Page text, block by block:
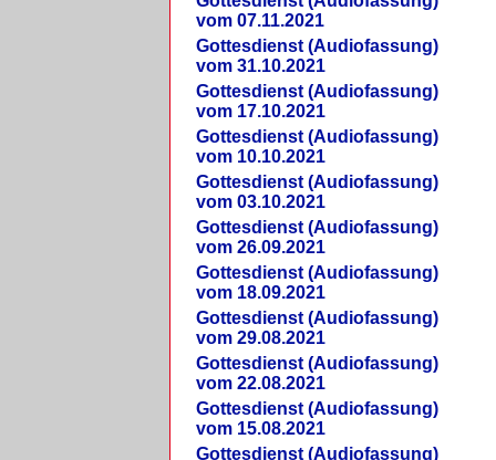
vom 07.11.2021
Gottesdienst (Audiofassung)
vom 31.10.2021
Gottesdienst (Audiofassung)
vom 17.10.2021
Gottesdienst (Audiofassung)
vom 10.10.2021
Gottesdienst (Audiofassung)
vom 03.10.2021
Gottesdienst (Audiofassung)
vom 26.09.2021
Gottesdienst (Audiofassung)
vom 18.09.2021
Gottesdienst (Audiofassung)
vom 29.08.2021
Gottesdienst (Audiofassung)
vom 22.08.2021
Gottesdienst (Audiofassung)
vom 15.08.2021
Gottesdienst (Audiofassung)